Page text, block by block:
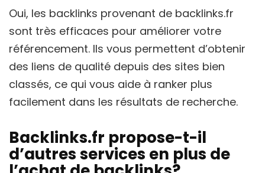
Oui, les backlinks provenant de backlinks.fr
sont très efficaces pour améliorer votre
référencement. Ils vous permettent d’obtenir
des liens de qualité depuis des sites bien
classés, ce qui vous aide à ranker plus
facilement dans les résultats de recherche.
Backlinks.fr propose-t-il
d’autres services en plus de